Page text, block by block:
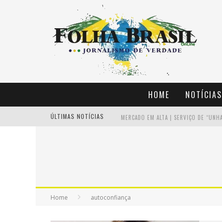
HOME NOTÍCIAS
ÚLTIMAS NOTÍCIAS
Home autoconfiança